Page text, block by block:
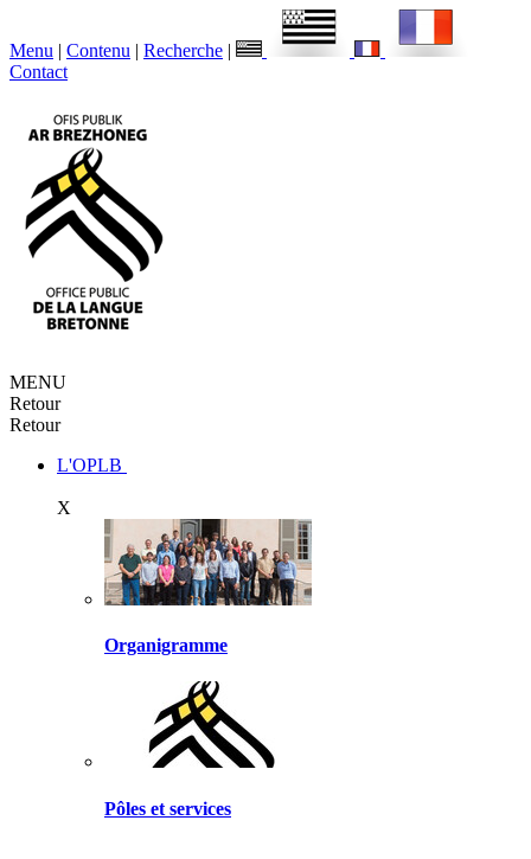
Menu | Contenu | Recherche |
Contact
MENU
Retour
Retour
L'OPLB
X
Organigramme
Pôles et services